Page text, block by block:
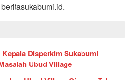
Disperkim Sukabumi
Ubud Village